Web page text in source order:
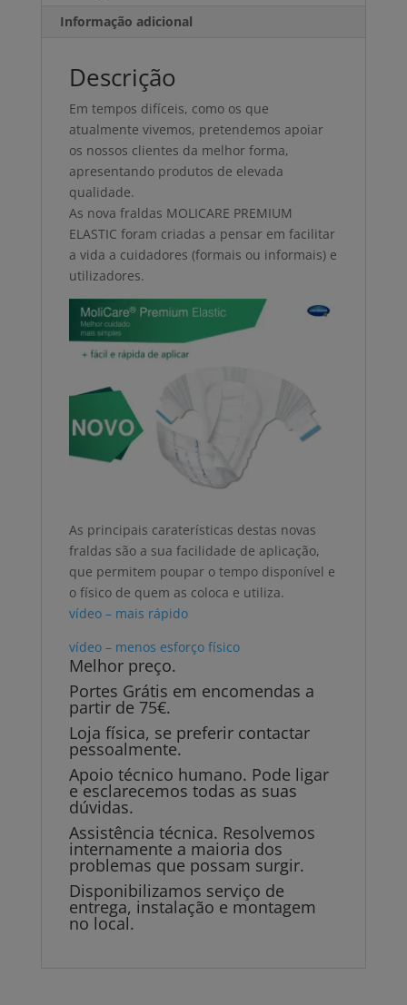
Informação adicional
Descrição
Em tempos difíceis, como os que
atualmente vivemos, pretendemos apoiar
os nossos clientes da melhor forma,
apresentando produtos de elevada
qualidade.
As nova fraldas MOLICARE PREMIUM
ELASTIC foram criadas a pensar em facilitar
a vida a cuidadores (formais ou informais) e
utilizadores.
As principais caraterísticas destas novas
fraldas são a sua facilidade de aplicação,
que permitem poupar o tempo disponível e
o físico de quem as coloca e utiliza.
vídeo – mais rápido
vídeo – menos esforço físico
Melhor preço.
Portes Grátis em encomendas a
partir de 75€.
Loja física, se preferir contactar
pessoalmente.
Apoio técnico humano. Pode ligar
e esclarecemos todas as suas
dúvidas.
Assistência técnica. Resolvemos
internamente a maioria dos
problemas que possam surgir.
Disponibilizamos serviço de
entrega, instalação e montagem
no local.